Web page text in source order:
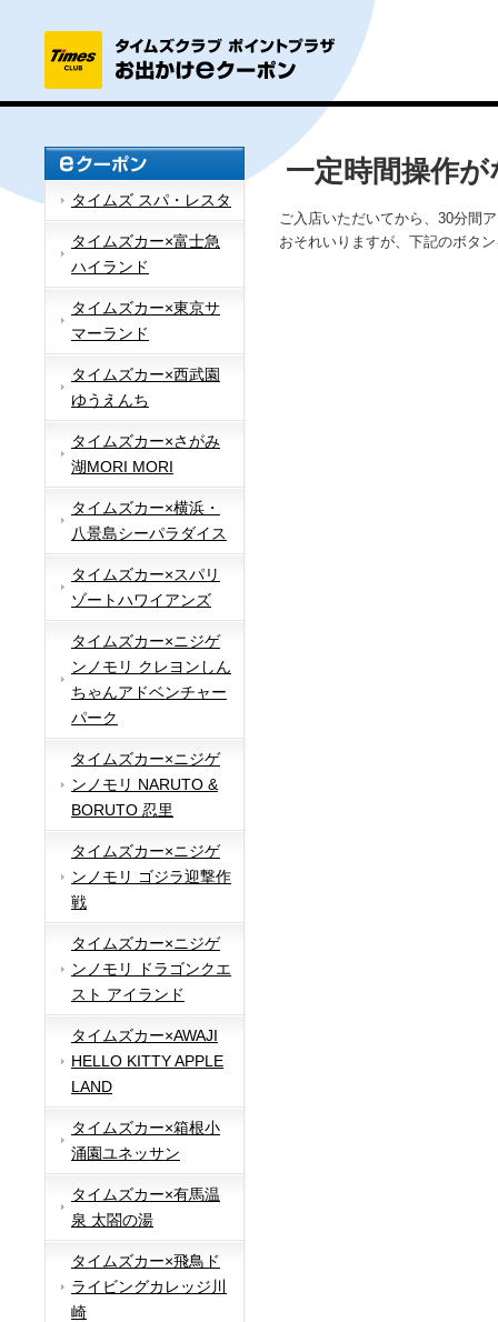
タイムズ スパ・レスタ
タイムズカー×富士急
ハイランド
タイムズカー×東京サ
マーランド
タイムズカー×西武園
ゆうえんち
タイムズカー×さがみ
湖MORI MORI
タイムズカー×横浜・
八景島シーパラダイス
タイムズカー×スパリ
ゾートハワイアンズ
タイムズカー×ニジゲ
ンノモリ クレヨンしん
ちゃんアドベンチャー
パーク
タイムズカー×ニジゲ
ンノモリ NARUTO &
BORUTO 忍里
タイムズカー×ニジゲ
ンノモリ ゴジラ迎撃作
戦
タイムズカー×ニジゲ
ンノモリ ドラゴンクエ
スト アイランド
タイムズカー×AWAJI
HELLO KITTY APPLE
LAND
タイムズカー×箱根小
涌園ユネッサン
タイムズカー×有馬温
泉 太閤の湯
タイムズカー×飛鳥ド
ライビングカレッジ川
崎
一定時間操作
ご入店いただいてから、30分間
おそれいりますが、下記のボタ